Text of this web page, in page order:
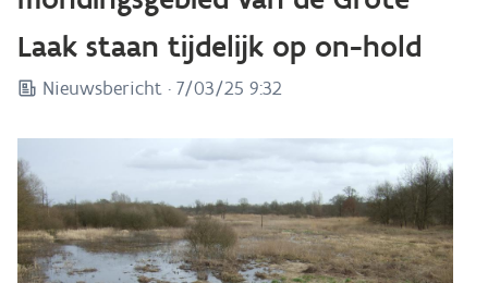
Laak staan tijdelijk op on-hold
Nieuwsbericht · 7/03/25 9:32